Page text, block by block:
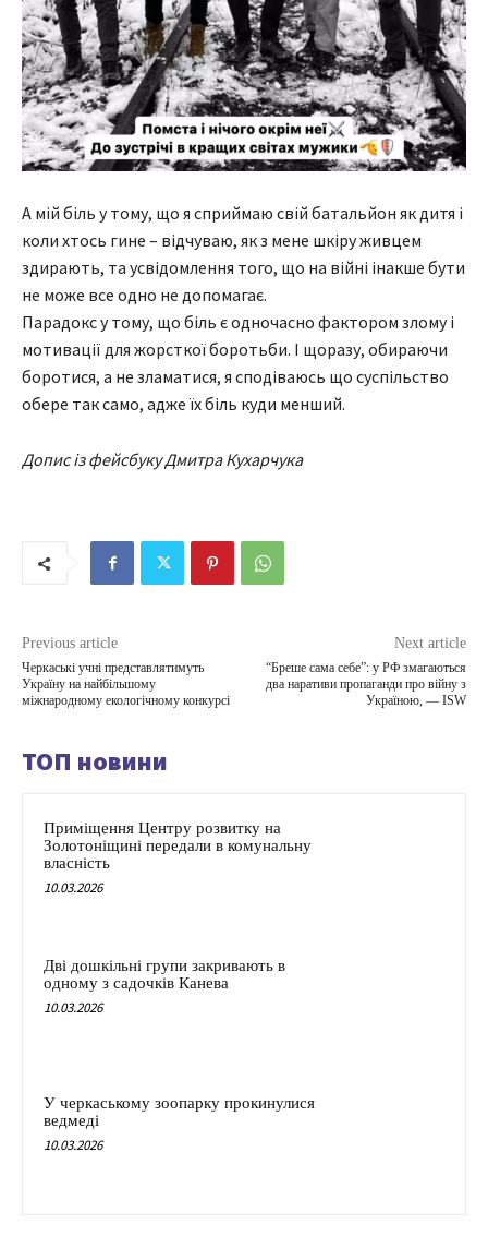
А мій біль у тому, що я сприймаю свій батальйон як дитя і
коли хтось гине – відчуваю, як з мене шкіру живцем
здирають, та усвідомлення того, що на війні інакше бути
не може все одно не допомагає.
Парадокс у тому, що біль є одночасно фактором злому і
мотивації для жорсткої боротьби. І щоразу, обираючи
боротися, а не зламатися, я сподіваюсь що суспільство
обере так само, адже їх біль куди менший.
Допис із фейсбуку Дмитра Кухарчука
Previous article
Черкаські учні представлятимуть
Україну на найбільшому
міжнародному екологічному конкурсі
Next article
“Бреше сама себе”: у РФ змагаються
два наративи пропаганди про війну з
Україною, — ISW
ТОП новини
Приміщення Центру розвитку на
Золотоніщині передали в комунальну
власність
10.03.2026
Дві дошкільні групи закривають в
одному з садочків Канева
10.03.2026
У черкаському зоопарку прокинулися
ведмеді
10.03.2026